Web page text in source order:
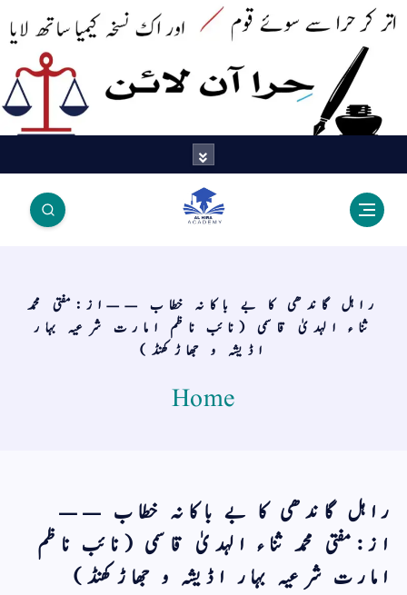
اک نسخہ کیمیا ساتھ لایا
راہل گاندھی کا بے باکانہ خطاب ——از:مفتی محمد
ثناء الہدیٰ قاسمی (نائب ناظم امارت شرعیہ بہار
اڈیشہ و جھاڑکھنڈ)
Home
راہل گاندھی کا بے باکانہ خطاب ——
از:مفتی محمد ثناء الہدیٰ قاسمی (نائب ناظم
امارت شرعیہ بہار اڈیشہ و جھاڑکھنڈ)